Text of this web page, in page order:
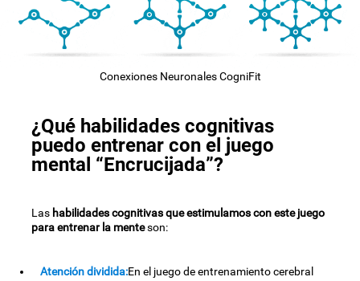
Conexiones Neuronales CogniFit
¿Qué habilidades cognitivas
puedo entrenar con el juego
mental “Encrucijada”?
Las habilidades cognitivas que estimulamos con este juego
para entrenar la menteson:
Atención dividida:En el juego de entrenamiento cerebral